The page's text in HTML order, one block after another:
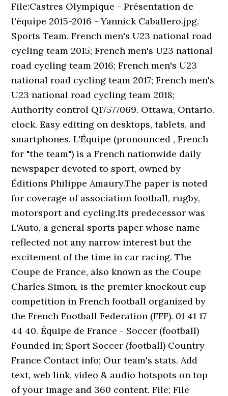
File:Castres Olympique - Présentation de
l'équipe 2015-2016 - Yannick Caballero.jpg.
Sports Team. French men's U23 national road
cycling team 2015; French men's U23 national
road cycling team 2016; French men's U23
national road cycling team 2017; French men's
U23 national road cycling team 2018;
Authority control Q17577069. Ottawa, Ontario.
clock. Easy editing on desktops, tablets, and
smartphones. L'Équipe (pronounced , French
for "the team") is a French nationwide daily
newspaper devoted to sport, owned by
Éditions Philippe Amaury.The paper is noted
for coverage of association football, rugby,
motorsport and cycling.Its predecessor was
L'Auto, a general sports paper whose name
reflected not any narrow interest but the
excitement of the time in car racing. The
Coupe de France, also known as the Coupe
Charles Simon, is the premier knockout cup
competition in French football organized by
the French Football Federation (FFF). 01 41 17
44 40. Équipe de France - Soccer (football)
Founded in; Sport Soccer (football) Country
France Contact info; Our team's stats. Add
text, web link, video & audio hotspots on top
of your image and 360 content. File; File